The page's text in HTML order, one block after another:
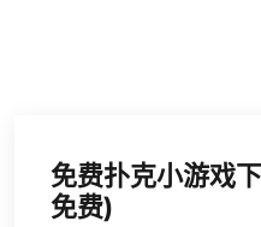
免费扑克小游戏
免费)